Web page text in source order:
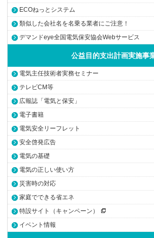
ECOねっとシステム
類似した会社名を名乗る業者にご注意！
デマンドeye全国電気保安協会Webサービス
公益目的支出計画実施事
電気主任技術者実務セミナー
テレビCM等
広報誌「電気と保安」
電子書籍
電気安全リーフレット
安全啓発広告
電気の基礎
電気の正しい使い方
災害時の対応
家庭でできる省エネ
特設サイト（キャンペーン）
イベント情報